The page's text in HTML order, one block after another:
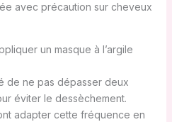
avec précaution sur cheveux
un masque à l’argile
de ne pas dépasser deux
éviter le dessèchement.
adapter cette fréquence en